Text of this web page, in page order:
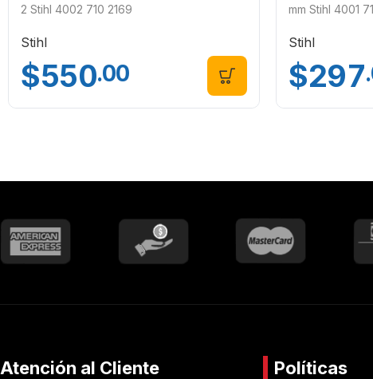
2 Stihl 4002 710 2169
Stihl
$550.00
mm Stihl 4001
Stihl
$297
Atención al Cliente Políticas